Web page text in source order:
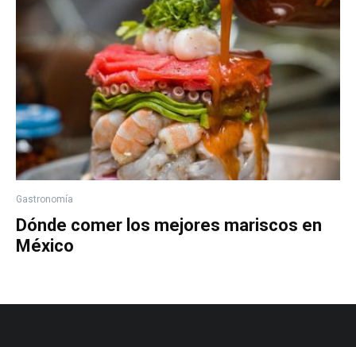
Gastronomía
Dónde comer los mejores mariscos en
México